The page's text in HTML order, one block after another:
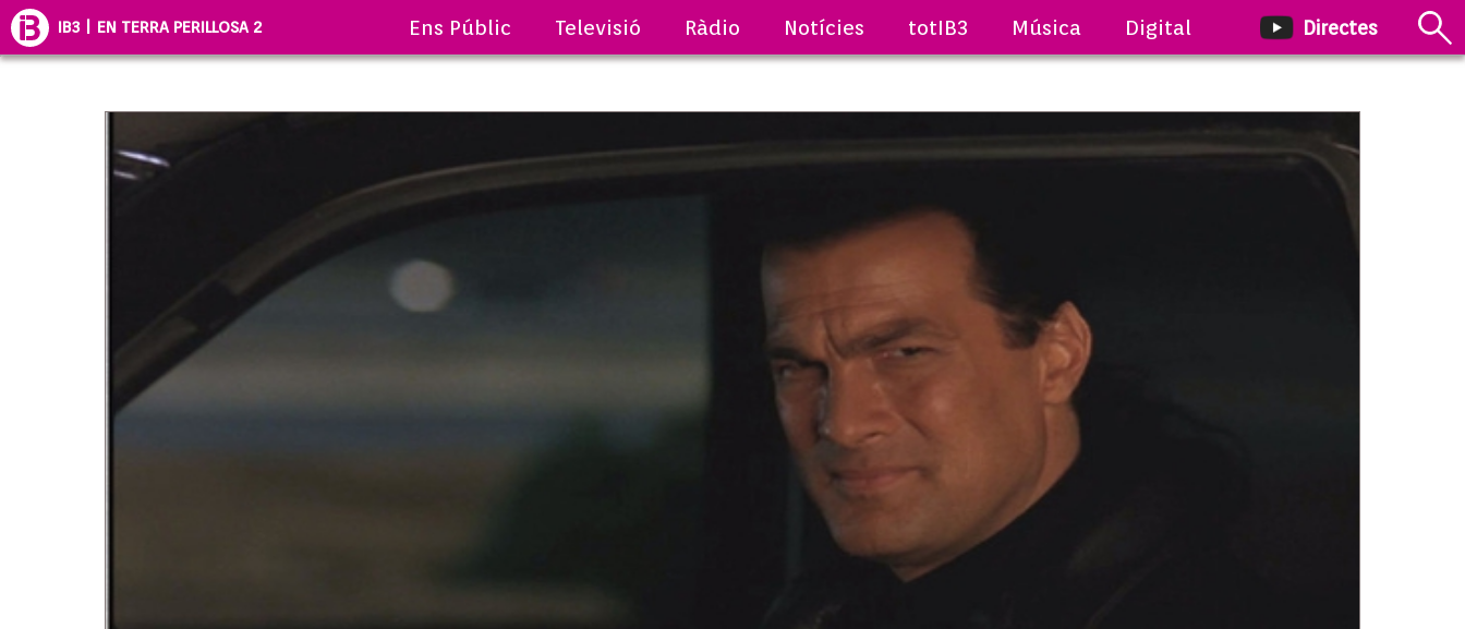
IB3 | EN TERRA PERILLOSA 2 Ens Públic Televisió Ràdio Notícies totIB3 Música Digital Directes